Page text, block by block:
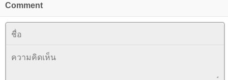
Comment